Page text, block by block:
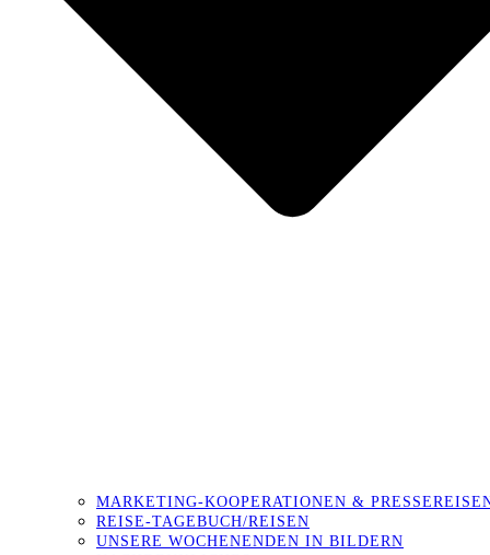
MARKETING-KOOPERATIONEN &
REISE-TAGEBUCH/REISEN
UNSERE WOCHENENDEN IN BILDERN